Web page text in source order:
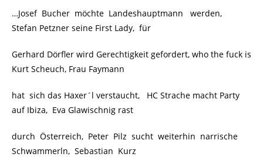
…Josef Bucher möchte Landeshauptmann werden,
Stefan Petzner seine First Lady, für
Gerhard Dörfler wird Gerechtigkeit gefordert, who the fuck is
Kurt Scheuch, Frau Faymann
hat sich das Haxer´l verstaucht, HC Strache macht Party
auf Ibiza, Eva Glawischnig rast
durch Österreich, Peter Pilz sucht weiterhin narrische
Schwammerln, Sebastian Kurz